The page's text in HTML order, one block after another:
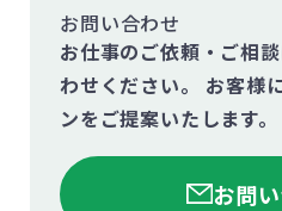
お問い合わせ
お仕事のご依頼・ご相
わせください。
お客様
ンをご提案いたします。
お問